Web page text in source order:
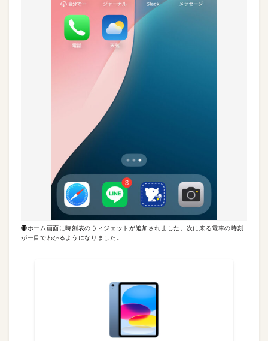
⓫ホーム画面に時刻表のウィジェットが追加されました。次に来る電車の時刻
が一目でわかるようになりました。